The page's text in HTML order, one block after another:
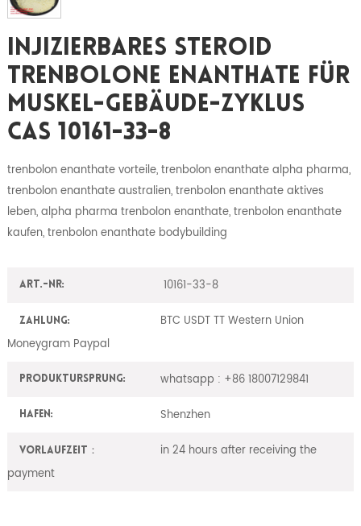
Injizierbares Steroid
Trenbolone Enanthate Für
Muskel-Gebäude-Zyklus
CAS 10161-33-8
trenbolon enanthate vorteile, trenbolon enanthate alpha pharma,
trenbolon enanthate australien, trenbolon enanthate aktives
leben, alpha pharma trenbolon enanthate, trenbolon enanthate
kaufen, trenbolon enanthate bodybuilding
Art.-Nr: 10161-33-8
Zahlung:
BTC USDT TT Western Union
Moneygram Paypal
ProduktUrsprung: whatsapp : +86 18007129841
Hafen: Shenzhen
Vorlaufzeit：
in 24 hours after receiving the
payment